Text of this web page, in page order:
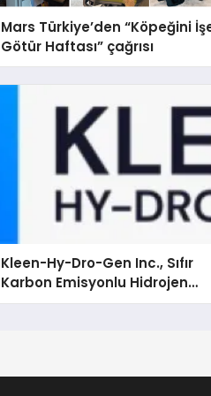
Mars Türkiye’den “Köpeğini
Götür Haftası” çağrısı
Kleen-Hy-Dro-Gen Inc., Sıfır
Karbon Emisyonlu Hidrojen
Isıtma Teknolojisinde ISO ve